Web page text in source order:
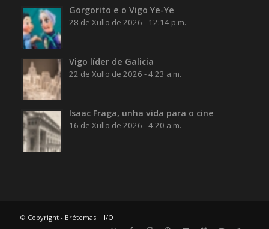
Gorgorito e o Vigo Ye-Ye
28 de Xullo de 2026 - 12:14 p.m.
Vigo líder de Galicia
22 de Xullo de 2026 - 4:23 a.m.
Isaac Fraga, unha vida para o cine
16 de Xullo de 2026 - 4:20 a.m.
© Copyright - Brétemas | I/O